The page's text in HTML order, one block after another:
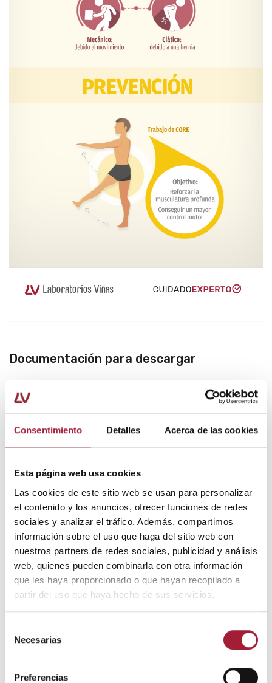
Consentimiento Detalles Acerca de las cookies
Esta página web usa cookies
Las cookies de este sitio web se usan para personalizar
el contenido y los anuncios, ofrecer funciones de redes
sociales y analizar el tráfico. Además, compartimos
información sobre el uso que haga del sitio web con
nuestros partners de redes sociales, publicidad y análisis
web, quienes pueden combinarla con otra información
que les haya proporcionado o que hayan recopilado a
partir del uso que haya hecho de sus servicios.
Necesarias
Preferencias
Documentación para descargar
Autor: Laboratorios Viñas, departamento de
formación.
Bibliografía
Cusí, M.Patología sacroilíaca y lumbagia del
Consejo Superior de Deportes. Gobierno de
España, 2012.
salud/presentacion-sacroiliaca-lumbalgia.pdf
of low back trouble in a general population. The